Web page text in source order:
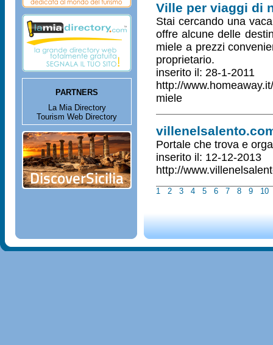
PARTNERS
La Mia Directory
Tourism Web Directory
Ville per viaggi di
Stai cercando una
offre alcune delle
miele a prezzi
proprietario.
inserito il: 28-1-2011
http://
miele
Portale che trova e
inserito il: 12-12-2013
http://
1 2 3 4 5 6 7 8 9 10